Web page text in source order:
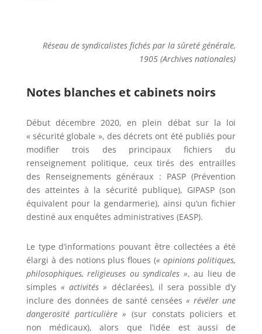
Réseau de syndicalistes fichés par la sûreté générale,
1905 (Archives nationales)
Notes blanches et cabinets noirs
Début décembre 2020, en plein débat sur la loi
« sécurité globale », des décrets ont été publiés pour
modifier trois des principaux fichiers du
renseignement politique, ceux tirés des entrailles
des Renseignements généraux : PASP (Prévention
des atteintes à la sécurité publique), GIPASP (son
équivalent pour la gendarmerie), ainsi qu’un fichier
destiné aux enquêtes administratives (EASP).
Le type d’informations pouvant être collectées a été
élargi à des notions plus floues (« opinions politiques,
philosophiques, religieuses ou syndicales », au lieu de
simples « activités » déclarées), il sera possible d’y
inclure des données de santé censées« révéler une
dangerosité particulière » (sur constats policiers et
non médicaux), alors que l’idée est aussi de